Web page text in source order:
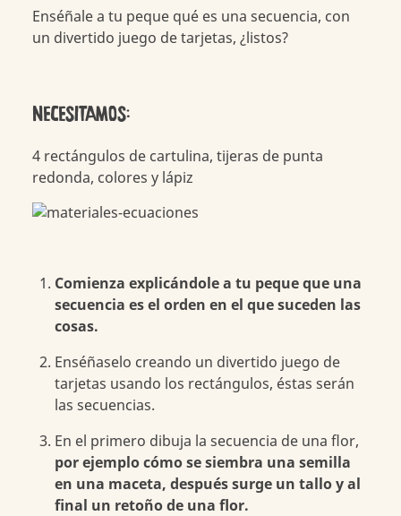
Enséñale a tu peque qué es una secuencia, con
un divertido juego de tarjetas, ¿listos?
NECESITAMOS:
4 rectángulos de cartulina, tijeras de punta
redonda, colores y lápiz
Comienza explicándole a tu peque que una
secuencia es el orden en el que suceden las
cosas.
Enséñaselo creando un divertido juego de
tarjetas usando los rectángulos, éstas serán
las secuencias.
En el primero dibuja la secuencia de una flor,
por ejemplo cómo se siembra una semilla
en una maceta, después surge un tallo y al
final un retoño de una flor.